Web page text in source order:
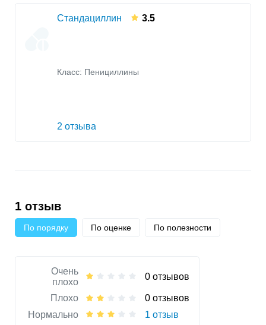
Стандациллин 3.5
Класс: Пенициллины
2 отзыва
1 отзыв
По порядку По оценке По полезности
Очень
плохо
0 отзывов
Плохо
0 отзывов
Нормально
1 отзыв